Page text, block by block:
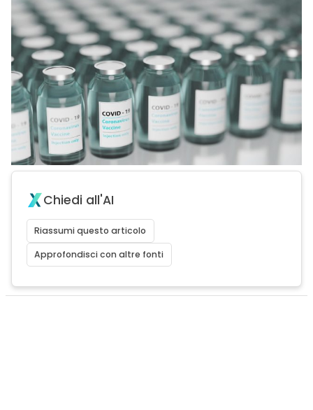
Chiedi all'AI
Riassumi questo articolo
Approfondisci con altre fonti